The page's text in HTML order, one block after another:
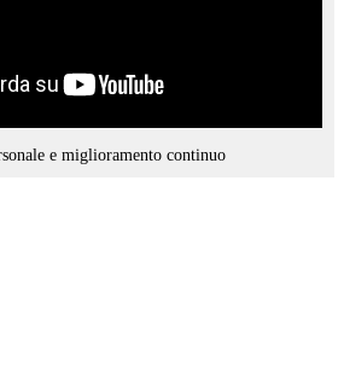
e miglioramento continuo